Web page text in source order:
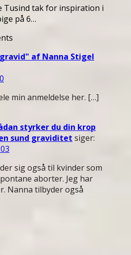
Tusind tak for inspiration i
på 6…
af Nanna Stigel
min anmeldelse her. […]
styrker du din krop
sund graviditet siger:
sig også til kvinder som
aborter. Jeg har
Nanna tilbyder også